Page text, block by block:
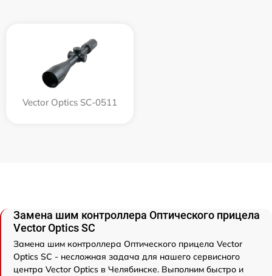
Vector Optics SC-0511
Замена шим контроллера Оптического прицела
Vector Optics SC
Замена шим контроллера Оптического прицела Vector
Optics SC - несложная задача для нашего сервисного
центра Vector Optics в Челябинске. Выполним быстро и